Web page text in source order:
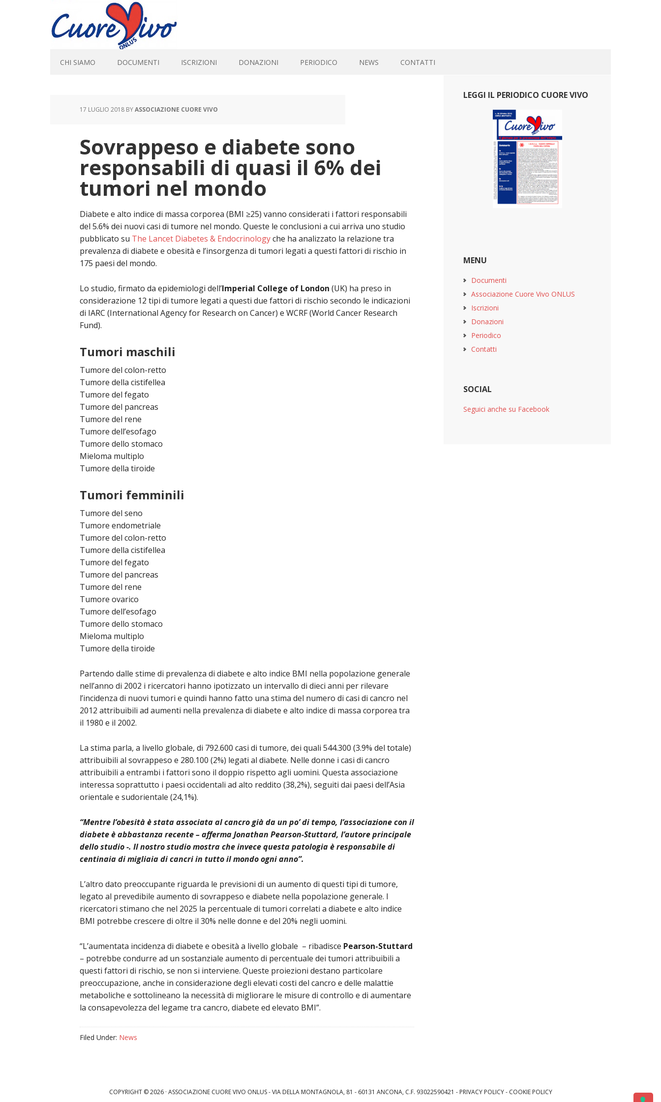
CHI SIAMO DOCUMENTI ISCRIZIONI DONAZIONI PERIODICO NEWS CONTATTI
17 LUGLIO 2018 BYASSOCIAZIONE CUORE VIVO
Sovrappeso e diabete sono
responsabili di quasi il 6% dei
tumori nel mondo
Diabete e alto indice di massa corporea (BMI ≥25) vanno considerati i fattori responsabili
del 5.6% dei nuovi casi di tumore nel mondo. Queste le conclusioni a cui arriva uno studio
pubblicato su The Lancet Diabetes & Endocrinologyche ha analizzato la relazione tra
prevalenza di diabete e obesità e l’insorgenza di tumori legati a questi fattori di rischio in
175 paesi del mondo.
Lo studio, firmato da epidemiologi dell’Imperial College of London (UK) ha preso in
considerazione 12 tipi di tumore legati a questi due fattori di rischio secondo le indicazioni
di IARC (International Agency for Research on Cancer) e WCRF (World Cancer Research
Fund).
Tumori maschili
Tumore del colon-retto
Tumore della cistifellea
Tumore del fegato
Tumore del pancreas
Tumore del rene
Tumore dell’esofago
Tumore dello stomaco
Mieloma multiplo
Tumore della tiroide
Tumori femminili
Tumore del seno
Tumore endometriale
Tumore del colon-retto
Tumore della cistifellea
Tumore del fegato
Tumore del pancreas
Tumore del rene
Tumore ovarico
Tumore dell’esofago
Tumore dello stomaco
Mieloma multiplo
Tumore della tiroide
Partendo dalle stime di prevalenza di diabete e alto indice BMI nella popolazione generale
nell’anno di 2002 i ricercatori hanno ipotizzato un intervallo di dieci anni per rilevare
l’incidenza di nuovi tumori e quindi hanno fatto una stima del numero di casi di cancro nel
2012 attribuibili ad aumenti nella prevalenza di diabete e alto indice di massa corporea tra
il 1980 e il 2002.
La stima parla, a livello globale, di 792.600 casi di tumore, dei quali 544.300 (3.9% del totale)
attribuibili al sovrappeso e 280.100 (2%) legati al diabete. Nelle donne i casi di cancro
attribuibili a entrambi i fattori sono il doppio rispetto agli uomini. Questa associazione
interessa soprattutto i paesi occidentali ad alto reddito (38,2%), seguiti dai paesi dell’Asia
orientale e sudorientale (24,1%).
“Mentre l’obesità è stata associata al cancro già da un po’ di tempo, l’associazione con il
diabete è abbastanza recente – afferma Jonathan Pearson-Stuttard, l’autore principale
dello studio -. Il nostro studio mostra che invece questa patologia è responsabile di
centinaia di migliaia di cancri in tutto il mondo ogni anno”.
L’altro dato preoccupante riguarda le previsioni di un aumento di questi tipi di tumore,
legato al prevedibile aumento di sovrappeso e diabete nella popolazione generale. I
ricercatori stimano che nel 2025 la percentuale di tumori correlati a diabete e alto indice
BMI potrebbe crescere di oltre il 30% nelle donne e del 20% negli uomini.
“L’aumentata incidenza di diabete e obesità a livello globale – ribadisce Pearson-Stuttard
– potrebbe condurre ad un sostanziale aumento di percentuale dei tumori attribuibili a
questi fattori di rischio, se non si interviene. Queste proiezioni destano particolare
preoccupazione, anche in considerazione degli elevati costi del cancro e delle malattie
metaboliche e sottolineano la necessità di migliorare le misure di controllo e di aumentare
la consapevolezza del legame tra cancro, diabete ed elevato BMI”.
Filed Under: News
LEGGI IL PERIODICO CUORE VIVO
MENU
Documenti
Associazione Cuore Vivo ONLUS
Iscrizioni
Donazioni
Periodico
Contatti
SOCIAL
Seguici anche su Facebook
COPYRIGHT © 2026 · ASSOCIAZIONE CUORE VIVO ONLUS - VIA DELLA MONTAGNOLA, 81 - 60131 ANCONA, C.F. 93022590421 - PRIVACY POLICY- COOKIE POLICY